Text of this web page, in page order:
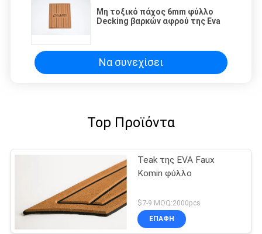
Μη τοξικό πάχος 6mm φύλλο
Decking βαρκών αφρού της Eva
Να συνεχίσει
Top Προϊόντα
Teak της EVA Faux
Komin φύλλο
$7-9 MOQ:2000pcs
ΕΠΑΦΉ